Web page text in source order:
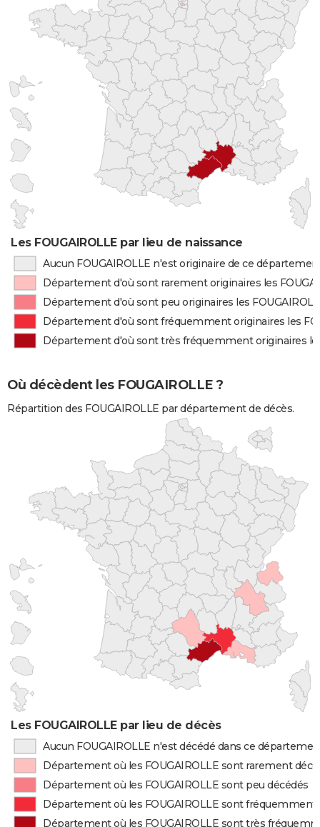
Les FOUGAIROLLE par lieu de naissance
Aucun FOUGAIROLLE n'est originaire de ce
Département d'où sont rarement originaires les
Département d'où sont peu originaires les
Département d'où sont fréquemment originaires les
Département d'où sont très fréquemment originaires
Où décèdent les FOUGAIROLLE ?
Répartition des FOUGAIROLLE par département de décès.
Les FOUGAIROLLE par lieu de décès
Aucun FOUGAIROLLE n'est décédé dans ce
Département où les FOUGAIROLLE sont rarement
Département où les FOUGAIROLLE sont peu décédés
Département où les FOUGAIROLLE sont fréquemment
Département où les FOUGAIROLLE sont très